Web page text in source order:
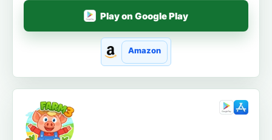
Play on Google Play
Amazon